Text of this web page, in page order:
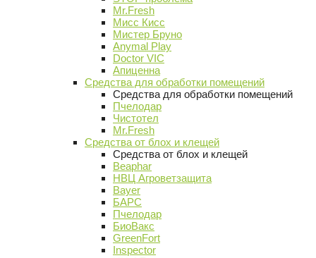
Mr.Fresh
Мисс Кисс
Мистер Бруно
Anymal Play
Doctor VIC
Апиценна
Средства для обработки помещений
Средства для обработки помещений
Пчелодар
Чистотел
Mr.Fresh
Средства от блох и клещей
Средства от блох и клещей
Beaphar
НВЦ Агроветзащита
Bayer
БАРС
Пчелодар
БиоВакс
GreenFort
Inspector